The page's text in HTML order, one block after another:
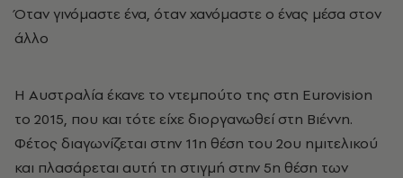
Όταν γινόμαστε ένα, όταν χανόμαστε ο ένας μέσα στον
άλλο
Η Αυστραλία έκανε το ντεμπούτο της στη Eurovision
το 2015, που και τότε είχε διοργανωθεί στη Βιέννη.
Φέτος διαγωνίζεται στην 11η θέση του 2ου ημιτελικού
και πλασάρεται αυτή τη στιγμή στην 5η θέση των